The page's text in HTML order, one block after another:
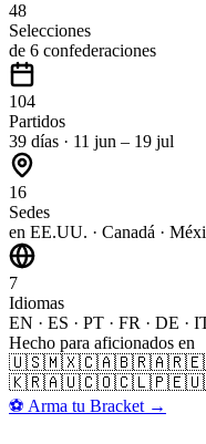
48
Selecciones
de 6 confederaciones
104
Partidos
39 días · 11 jun – 19 jul
16
Sedes
en EE.UU. · Canadá ·
7
Idiomas
EN · ES · PT · FR · DE ·
Hecho para aficionados en
🇺🇸🇲🇽🇨🇦🇧🇷🇦🇷
🇰🇷🇦🇺🇨🇴🇨🇱🇵🇪
⚽ Arma tu Bracket →